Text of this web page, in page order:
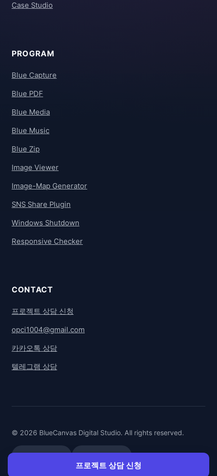
프로젝트 상담 신청
Case Studio
PROGRAM
Blue Capture
Blue PDF
Blue Media
Blue Music
Blue Zip
Image Viewer
Image-Map Generator
SNS Share Plugin
Windows Shutdown
Responsive Checker
CONTACT
프로젝트 상담 신청
opci1004@gmail.com
카카오톡 상담
텔레그램 상담
© 2026 BlueCanvas Digital Studio. All rights reserved.